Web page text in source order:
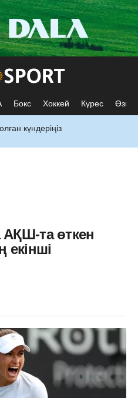
Бокс Хоккей Күрес Өзге
күндеріңіз
та өткен
екінші